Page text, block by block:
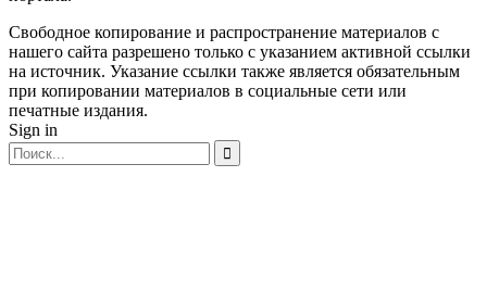
Свободное копирование и распространение материалов с
нашего сайта разрешено только с указанием активной ссылки
на источник. Указание ссылки также является обязательным
при копировании материалов в социальные сети или
печатные издания.
Sign in